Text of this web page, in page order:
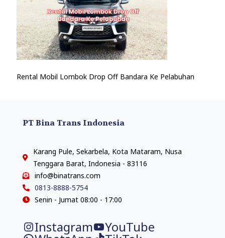
Rental Mobil Lombok Drop Off Bandara Ke Pelabuhan
PT Bina Trans Indonesia
Karang Pule, Sekarbela, Kota Mataram, Nusa
Tenggara Barat, Indonesia - 83116
info@binatrans.com
0813-8888-5754
Senin - Jumat 08:00 - 17:00
Instagram YouTube